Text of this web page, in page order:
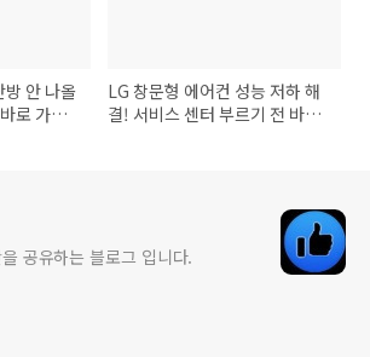
방 안 나올
로 가능
LG 창문형 에어컨 성능 저하 해
결! 서비스 센터 부르기 전 바로
공유하는 블로그 입니다.